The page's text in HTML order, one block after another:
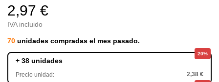
2,97 €
IVA incluido
70 unidades compradas el mes pasado.
20%
+ 38 unidades
Precio unidad: 2,38 €